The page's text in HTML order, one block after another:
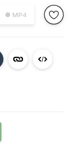
● MP4